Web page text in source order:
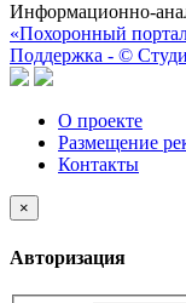
Информационно-
«Похоронный
Поддержка - ©
О проекте
Размещение
Контакты
×
Авторизация